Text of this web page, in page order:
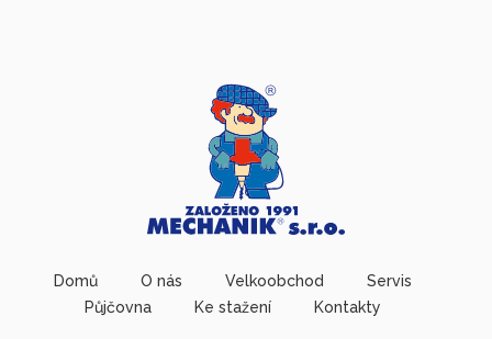
Domů O nás Velkoobchod
Servis
Půjčovna
Ke stažení Kontakty